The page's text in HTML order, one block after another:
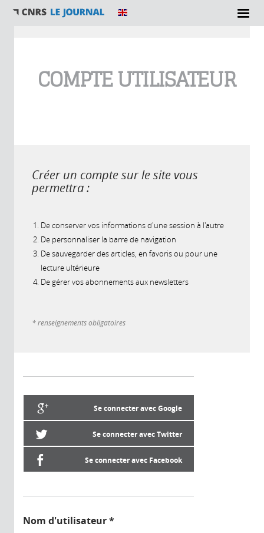
COMPTE UTILISATEUR
Créer un compte sur le site vous
permettra :
De conserver vos informations d'une session à l'autre
De personnaliser la barre de navigation
De sauvegarder des articles, en favoris ou pour une
lecture ultérieure
De gérer vos abonnements aux newsletters
* renseignements obligatoires
Se connecter avec Google
Se connecter avec Twitter
Se connecter avec Facebook
Nom d'utilisateur*